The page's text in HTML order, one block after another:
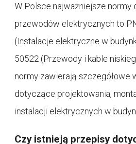
W Polsce najważniejsze normy
przewodów elektrycznych to
(Instalacje elektryczne w
50522 (Przewody i kable
normy zawierają szczegółowe
dotyczące projektowania,
instalacji elektrycznych w
Czy istnieją przepisy